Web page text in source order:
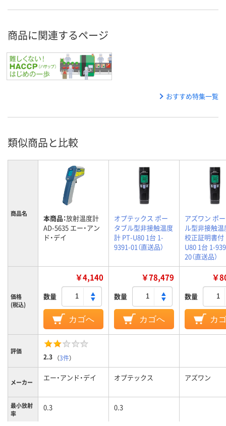
商品に関連するページ
おすすめ特集一覧
類似商品と比較
商品名 本商品：放射温度計
AD-5635 エー・アン
ド・デイ
オプテックス ポー
タブル型非接触温度
計 PT-U80 1台 1-
9391-01（直送品）
アズワン ポ
ル型非接触温
校正証明書付
U80 1台 1-
20（直送品）
価格
(税込)
￥4,140
数量
カゴへ
￥78,479
数量
カゴへ
￥
数量
カ
評価
2.3 （3件）
メーカー エー・アンド・デイ オプテックス アズワン
最小放射
率
0.3 0.3